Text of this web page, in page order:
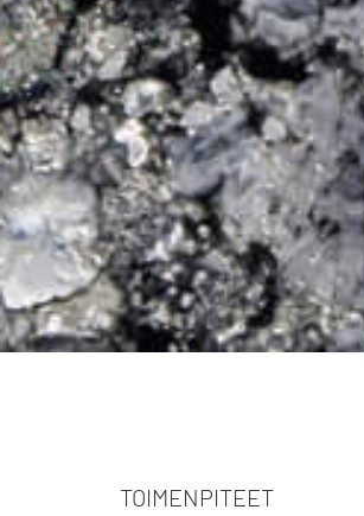
TOIMENPITEET